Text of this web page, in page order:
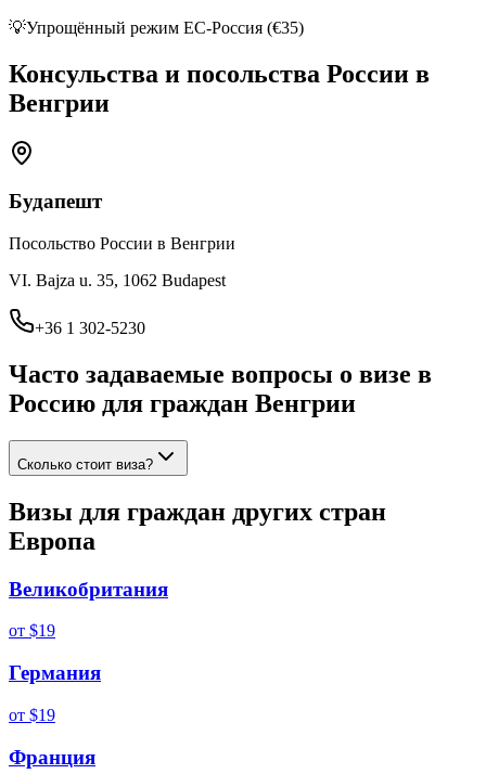
💡Упрощённый режим ЕС-Россия (€35)
Консульства и посольства России в
Венгрии
Будапешт
Посольство России в Венгрии
VI. Bajza u. 35, 1062 Budapest
+36 1 302-5230
Часто задаваемые вопросы о визе в
Россию для граждан Венгрии
Сколько стоит виза?
Визы для граждан других стран
Европа
Великобритания
от $19
Германия
от $19
Франция